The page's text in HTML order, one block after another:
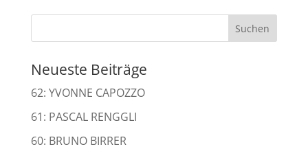
Neueste Beiträge
62: YVONNE CAPOZZO
61: PASCAL RENGGLI
60: BRUNO BIRRER